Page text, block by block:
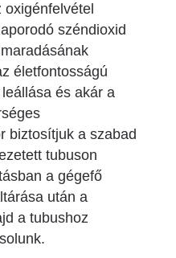
széndioxid
életfontosságú
és akár a
biztosítjuk a szabad
tubuson
a gégefő
után a
a tubushoz